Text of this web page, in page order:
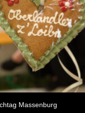
Massenburg